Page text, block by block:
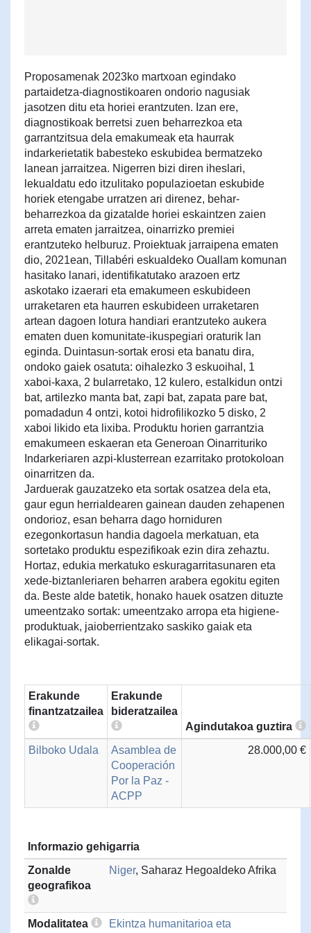
Proposamenak 2023ko martxoan egindako
partaidetza-diagnostikoaren ondorio nagusiak
jasotzen ditu eta horiei erantzuten. Izan ere,
diagnostikoak berretsi zuen beharrezkoa eta
garrantzitsua dela emakumeak eta haurrak
indarkerietatik babesteko eskubidea bermatzeko
lanean jarraitzea. Nigerren bizi diren iheslari,
lekualdatu edo itzulitako populazioetan eskubide
horiek etengabe urratzen ari direnez, behar-
beharrezkoa da gizatalde horiei eskaintzen zaien
arreta ematen jarraitzea, oinarrizko premiei
erantzuteko helburuz. Proiektuak jarraipena ematen
dio, 2021ean, Tillabéri eskualdeko Ouallam komunan
hasitako lanari, identifikatutako arazoen ertz
askotako izaerari eta emakumeen eskubideen
urraketaren eta haurren eskubideen urraketaren
artean dagoen lotura handiari erantzuteko aukera
ematen duen komunitate-ikuspegiari oraturik lan
eginda. Duintasun-sortak erosi eta banatu dira,
ondoko gaiek osatuta: oihalezko 3 eskuoihal, 1
xaboi-kaxa, 2 bularretako, 12 kulero, estalkidun ontzi
bat, artilezko manta bat, zapi bat, zapata pare bat,
pomadadun 4 ontzi, kotoi hidrofilikozko 5 disko, 2
xaboi likido eta lixiba. Produktu horien garrantzia
emakumeen eskaeran eta Generoan Oinarrituriko
Indarkeriaren azpi-klusterrean ezarritako protokoloan
oinarritzen da.
Jarduerak gauzatzeko eta sortak osatzea dela eta,
gaur egun herrialdearen gainean dauden zehapenen
ondorioz, esan beharra dago horniduren
ezegonkortasun handia dagoela merkatuan, eta
sortetako produktu espezifikoak ezin dira zehaztu.
Hortaz, edukia merkatuko eskuragarritasunaren eta
xede-biztanleriaren beharren arabera egokitu egiten
da. Beste alde batetik, honako hauek osatzen dituzte
umeentzako sortak: umeentzako arropa eta higiene-
produktuak, jaioberrientzako saskiko gaiak eta
elikagai-sortak.
Erakunde
finantzatzailea
Erakunde
bideratzailea
Agindutakoa guztira
Bilboko Udala
Asamblea de
Cooperación
Por la Paz -
ACPP
28.000,00 €
Informazio gehigarria
Zonalde
geografikoa
Niger, Saharaz Hegoaldeko Afrika
Modalitatea Ekintza humanitarioa eta